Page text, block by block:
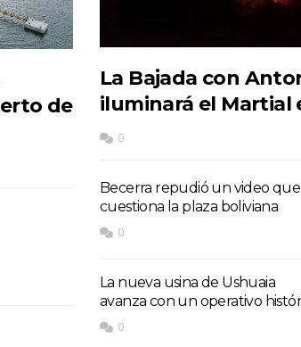
de
La Bajada con
iluminará el Martial
0
Becerra repudió un video que
cuestiona la plaza boliviana
0
La nueva usina de Ushuaia
avanza con un operativo
0